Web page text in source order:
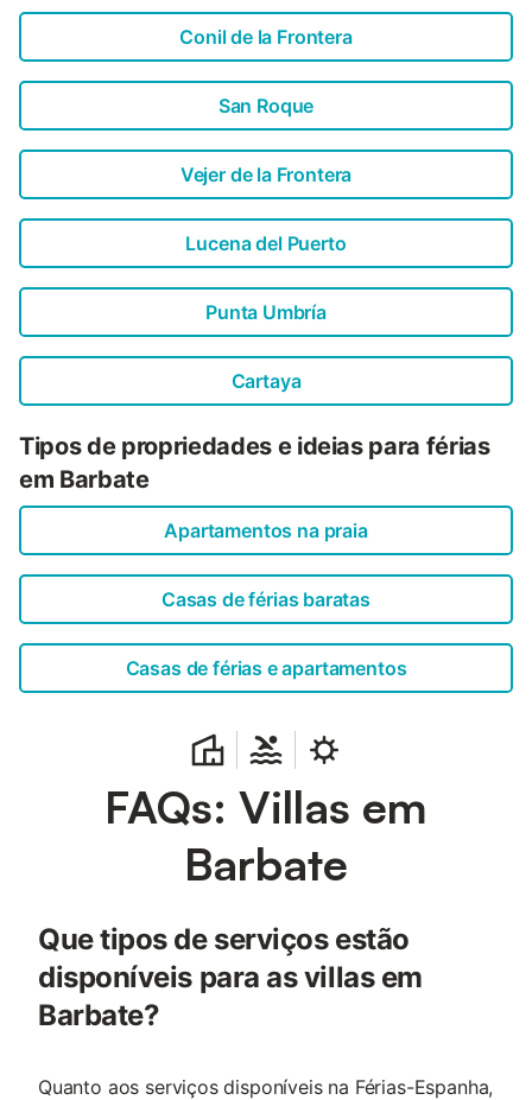
Conil de la Frontera
San Roque
Vejer de la Frontera
Lucena del Puerto
Punta Umbría
Cartaya
Tipos de propriedades e ideias para férias
em Barbate
Apartamentos na praia
Casas de férias baratas
Casas de férias e apartamentos
FAQs: Villas em
Barbate
Que tipos de serviços estão
disponíveis para as villas em
Barbate?
Quanto aos serviços disponíveis na Férias-Espanha,